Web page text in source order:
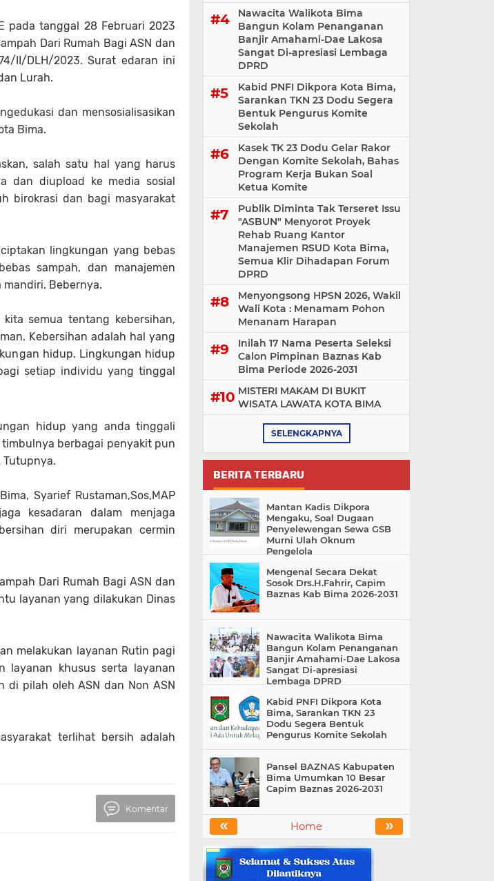
pada tanggal 28 Februari 2023
Dari Rumah Bagi ASN dan
II/DLH/2023. Surat edaran ini
Lurah.
dan mensosialisasikan
Bima.
salah satu hal yang harus
dan diupload ke media sosial
birokrasi dan bagi masyarakat
lingkungan yang bebas
sampah, dan manajemen
Bebernya.
semua tentang kebersihan,
Kebersihan adalah hal yang
hidup. Lingkungan hidup
setiap individu yang tinggal
hidup yang anda tinggali
berbagai penyakit pun
Syarief Rustaman,Sos,MAP
kesadaran dalam menjaga
diri merupakan cermin
Dari Rumah Bagi ASN dan
layanan yang dilakukan Dinas
melakukan layanan Rutin pagi
layanan khusus serta layanan
di pilah oleh ASN dan Non ASN
terlihat bersih adalah
Komentar
Nawacita Walikota Bima
Bangun Kolam Penanganan
Banjir Amahami-Dae Lakosa
Sangat Di-apresiasi Lembaga
DPRD
Kabid PNFI Dikpora Kota Bima,
Sarankan TKN 23 Dodu Segera
Bentuk Pengurus Komite
Sekolah
Kasek TK 23 Dodu Gelar Rakor
Dengan Komite Sekolah, Bahas
Program Kerja Bukan Soal
Ketua Komite
Publik Diminta Tak Terseret Issu
"ASBUN" Menyorot Proyek
Rehab Ruang Kantor
Manajemen RSUD Kota Bima,
Semua Klir Dihadapan Forum
DPRD
Menyongsong HPSN 2026, Wakil
Wali Kota : Menamam Pohon
Menanam Harapan
Inilah 17 Nama Peserta Seleksi
Calon Pimpinan Baznas Kab
Bima Periode 2026-2031
MISTERI MAKAM DI BUKIT
WISATA LAWATA KOTA BIMA
SELENGKAPNYA
BERITA TERBARU
Mantan Kadis Dikpora
Mengaku, Soal Dugaan
Penyelewengan Sewa GSB
Murni Ulah Oknum
Pengelola
Mengenal Secara Dekat
Sosok Drs.H.Fahrir, Capim
Baznas Kab Bima 2026-2031
Nawacita Walikota Bima
Bangun Kolam Penanganan
Banjir Amahami-Dae Lakosa
Sangat Di-apresiasi
Lembaga DPRD
Kabid PNFI Dikpora Kota
Bima, Sarankan TKN 23
Dodu Segera Bentuk
Pengurus Komite Sekolah
Pansel BAZNAS Kabupaten
Bima Umumkan 10 Besar
Capim Baznas 2026-2031
« »
Home